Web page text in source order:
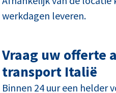
werkdagen leveren.
Vraag uw offerte
transport Italië
Binnen 24 uur een helder